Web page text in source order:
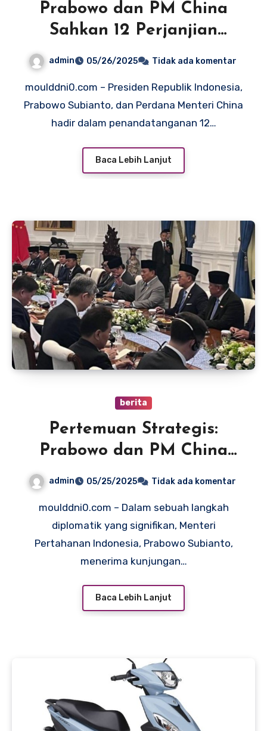
Prabowo dan PM China
Sahkan 12 Perjanjian
Kerjasama: Memperkuat
Pariwisata dan Kesehatan
Tradisional
admin 05/26/2025 Tidak ada komentar
moulddni0.com – Presiden Republik Indonesia,
Prabowo Subianto, dan Perdana Menteri China
hadir dalam penandatanganan 12…
Baca Lebih Lanjut
berita
Pertemuan Strategis:
Prabowo dan PM China
Perkuat Komitmen Kerja
admin 05/25/2025 Tidak ada komentar
moulddni0.com – Dalam sebuah langkah
diplomatik yang signifikan, Menteri
Pertahanan Indonesia, Prabowo Subianto,
menerima kunjungan…
Baca Lebih Lanjut